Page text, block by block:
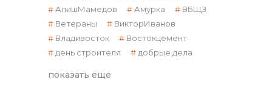
реализация неликвидов
АлишМамедов
Амурка
ВБЩЗ
Ветераны
ВикторИванов
Владивосток
Востокцемент
день строителя
добрые дела
показать еще